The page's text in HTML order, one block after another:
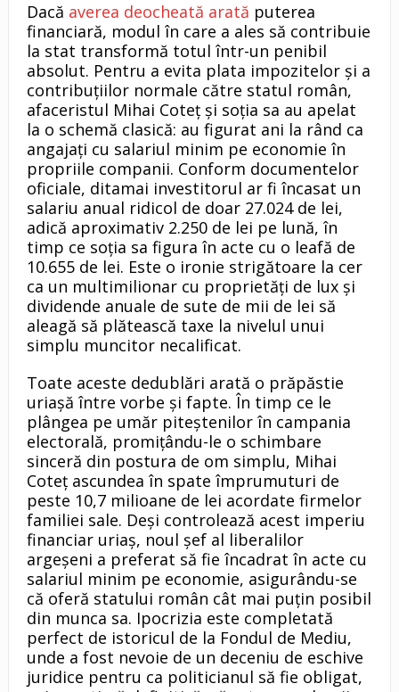
Dacă averea deocheată arată puterea
financiară, modul în care a ales să contribuie
la stat transformă totul într-un penibil
absolut. Pentru a evita plata impozitelor și a
contribuțiilor normale către statul român,
afaceristul Mihai Coteț și soția sa au apelat
la o schemă clasică: au figurat ani la rând ca
angajați cu salariul minim pe economie în
propriile companii. Conform documentelor
oficiale, ditamai investitorul ar fi încasat un
salariu anual ridicol de doar 27.024 de lei,
adică aproximativ 2.250 de lei pe lună, în
timp ce soția sa figura în acte cu o leafă de
10.655 de lei. Este o ironie strigătoare la cer
ca un multimilionar cu proprietăți de lux și
dividende anuale de sute de mii de lei să
aleagă să plătească taxe la nivelul unui
simplu muncitor necalificat.
Toate aceste dedublări arată o prăpăstie
uriașă între vorbe și fapte. În timp ce le
plângea pe umăr piteștenilor în campania
electorală, promițându-le o schimbare
sinceră din postura de om simplu, Mihai
Coteț ascundea în spate împrumuturi de
peste 10,7 milioane de lei acordate firmelor
familiei sale. Deși controlează acest imperiu
financiar uriaș, noul șef al liberalilor
argeșeni a preferat să fie încadrat în acte cu
salariul minim pe economie, asigurându-se
că oferă statului român cât mai puțin posibil
din munca sa. Ipocrizia este completată
perfect de istoricul de la Fondul de Mediu,
unde a fost nevoie de un deceniu de eschive
juridice pentru ca politicianul să fie obligat,